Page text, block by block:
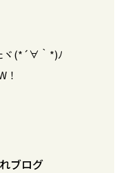
ヾ(*´∀｀*)ﾉ
！
ブログ